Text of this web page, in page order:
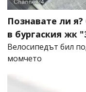
Познавате ли
в бургаския
Велосипедът бил
момчето